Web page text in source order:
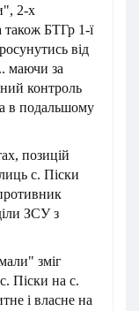
2-х
також БТГр 1-ї
від
маючи за
контроль
в подальшому
позицій
с. Піски
ЗСУ з
зміг
Піски на с.
і власне на